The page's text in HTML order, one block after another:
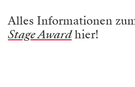
Alles Informationen
Stage Awardhier!